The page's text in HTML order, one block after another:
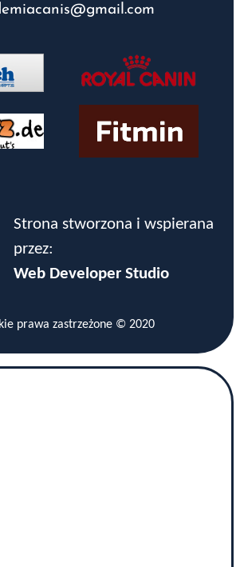
Strona stworzona i wspierana
przez:
Web Developer Studio
prawa zastrzeżone © 2020